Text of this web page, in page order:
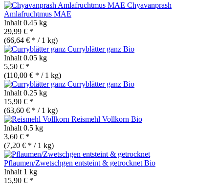
Chyavanprash
Amlafruchtmus MAE
Inhalt 0.45 kg
29,99 € *
(66,64 € * / 1 kg)
Curryblätter ganz Bio
Inhalt 0.05 kg
5,50 € *
(110,00 € * / 1 kg)
Curryblätter ganz Bio
Inhalt 0.25 kg
15,90 € *
(63,60 € * / 1 kg)
Reismehl Vollkorn Bio
Inhalt 0.5 kg
3,60 € *
(7,20 € * / 1 kg)
Pflaumen/Zwetschgen entsteint & getrocknet Bio
Inhalt 1 kg
15,90 € *